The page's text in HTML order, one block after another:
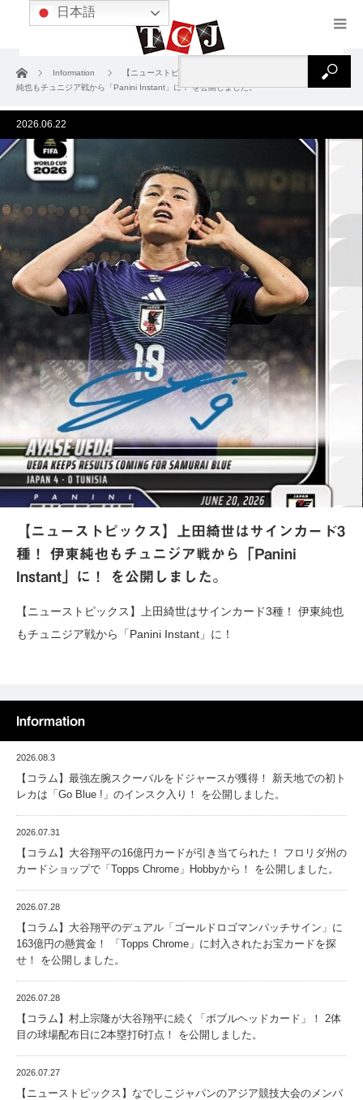
ホーム Information
【ニューストピックス】上田綺世はサインカード3種！ 伊東
純也もチュニジア戦から「Panini Instant」に！ を公開しました。
2026.06.22
【ニューストピックス】上田綺世はサインカード3
種！ 伊東純也もチュニジア戦から「Panini
Instant」に！ を公開しました。
【ニューストピックス】上田綺世はサインカード3種！ 伊東純也
もチュニジア戦から「Panini Instant」に！
Information
2026.08.3
【コラム】最強左腕スクーバルをドジャースが獲得！ 新天地での初ト
レカは「Go Blue !」のインスク入り！ を公開しました。
2026.07.31
【コラム】大谷翔平の16億円カードが引き当てられた！ フロリダ州の
カードショップで「Topps Chrome」Hobbyから！ を公開しました。
2026.07.28
【コラム】大谷翔平のデュアル「ゴールドロゴマンパッチサイン」に
163億円の懸賞金！ 「Topps Chrome」に封入されたお宝カードを探
せ！ を公開しました。
2026.07.28
【コラム】村上宗隆が大谷翔平に続く「ボブルヘッドカード」！ 2体
目の球場配布日に2本塁打6打点！ を公開しました。
2026.07.27
【ニューストピックス】なでしこジャパンのアジア競技大会のメンバ
日本語